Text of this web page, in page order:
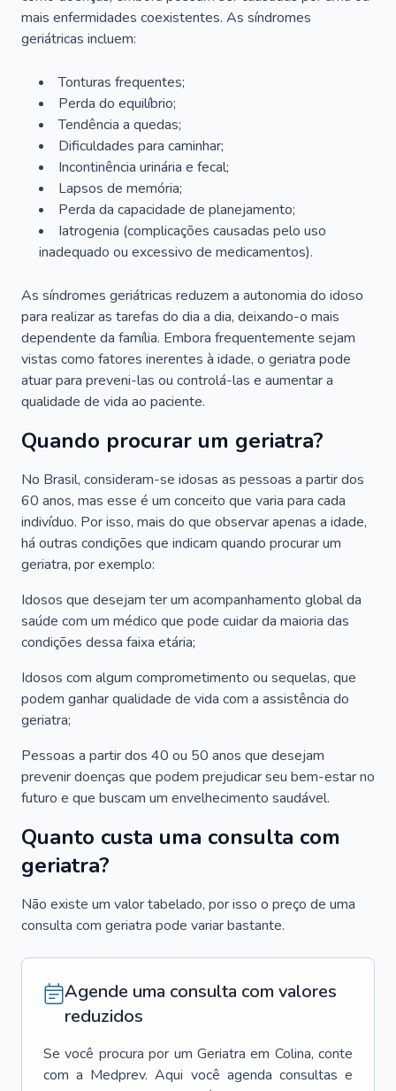
mais enfermidades coexistentes. As síndromes
geriátricas incluem:
Tonturas frequentes;
Perda do equilíbrio;
Tendência a quedas;
Dificuldades para caminhar;
Incontinência urinária e fecal;
Lapsos de memória;
Perda da capacidade de planejamento;
Iatrogenia (complicações causadas pelo uso
inadequado ou excessivo de medicamentos).
As síndromes geriátricas reduzem a autonomia do idoso
para realizar as tarefas do dia a dia, deixando-o mais
dependente da família. Embora frequentemente sejam
vistas como fatores inerentes à idade, o geriatra pode
atuar para preveni-las ou controlá-las e aumentar a
qualidade de vida ao paciente.
Quando procurar um geriatra?
No Brasil, consideram-se idosas as pessoas a partir dos
60 anos, mas esse é um conceito que varia para cada
indivíduo. Por isso, mais do que observar apenas a idade,
há outras condições que indicam quando procurar um
geriatra, por exemplo:
Idosos que desejam ter um acompanhamento global da
saúde com um médico que pode cuidar da maioria das
condições dessa faixa etária;
Idosos com algum comprometimento ou sequelas, que
podem ganhar qualidade de vida com a assistência do
geriatra;
Pessoas a partir dos 40 ou 50 anos que desejam
prevenir doenças que podem prejudicar seu bem-estar no
futuro e que buscam um envelhecimento saudável.
Quanto custa uma consulta com
geriatra?
Não existe um valor tabelado, por isso o preço de uma
consulta com geriatra pode variar bastante.
Agende uma consulta com valores
reduzidos
Se você procura por um Geriatra em Colina, conte
com a Medprev. Aqui você agenda consultas e